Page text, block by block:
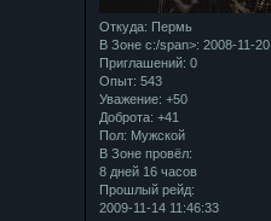
Откуда: Пермь
В Зоне с:/span>: 2008-11-20
Приглашений: 0
Опыт: 543
Уважение: +50
Доброта: +41
Пол: Мужской
В Зоне провёл:
8 дней 16 часов
Прошлый рейд:
2009-11-14 11:46:33